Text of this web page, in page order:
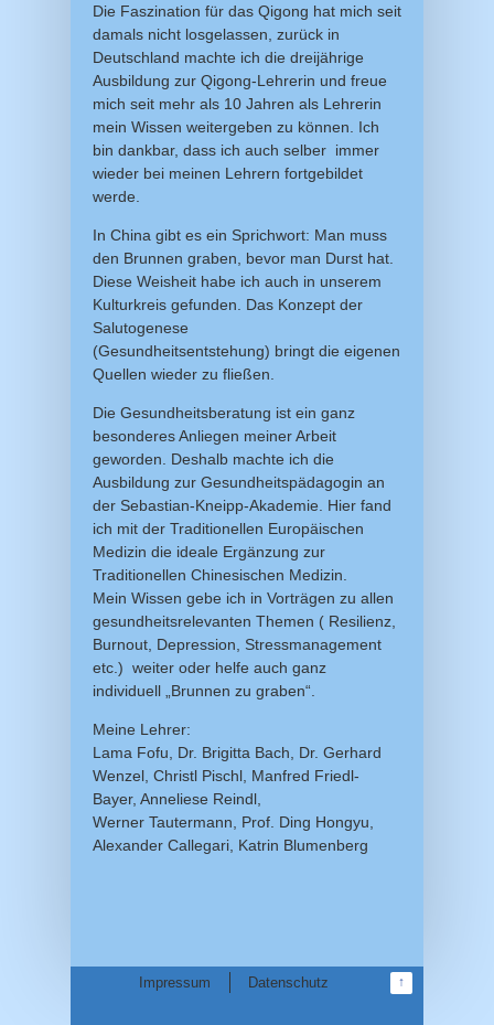
Die Faszination für das Qigong hat mich seit
damals nicht losgelassen, zurück in
Deutschland machte ich die dreijährige
Ausbildung zur Qigong-Lehrerin und freue
mich seit mehr als 10 Jahren als Lehrerin
mein Wissen weitergeben zu können. Ich
bin dankbar, dass ich auch selber immer
wieder bei meinen Lehrern fortgebildet
werde.
In China gibt es ein Sprichwort: Man muss
den Brunnen graben, bevor man Durst hat.
Diese Weisheit habe ich auch in unserem
Kulturkreis gefunden. Das Konzept der
Salutogenese
(Gesundheitsentstehung) bringt die eigenen
Quellen wieder zu fließen.
Die Gesundheitsberatung ist ein ganz
besonderes Anliegen meiner Arbeit
geworden. Deshalb machte ich die
Ausbildung zur Gesundheitspädagogin an
der Sebastian-Kneipp-Akademie. Hier fand
ich mit der Traditionellen Europäischen
Medizin die ideale Ergänzung zur
Traditionellen Chinesischen Medizin.
Mein Wissen gebe ich in Vorträgen zu allen
gesundheitsrelevanten Themen ( Resilienz,
Burnout, Depression, Stressmanagement
etc.) weiter oder helfe auch ganz
individuell „Brunnen zu graben“.
Meine Lehrer:
Lama Fofu, Dr. Brigitta Bach, Dr. Gerhard
Wenzel, Christl Pischl, Manfred Friedl-
Bayer, Anneliese Reindl,
Werner Tautermann, Prof. Ding Hongyu,
Alexander Callegari, Katrin Blumenberg
↑
Impressum Datenschutz